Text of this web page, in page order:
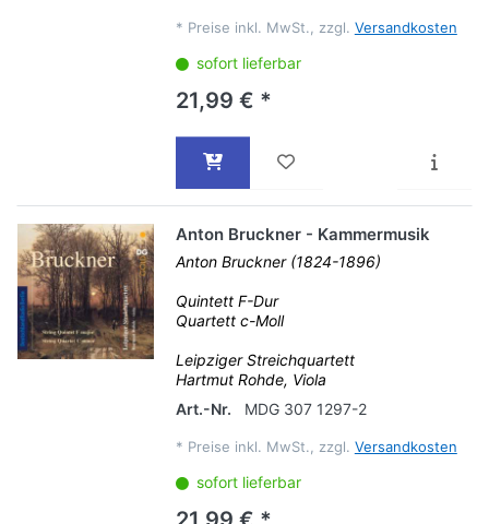
* Preise inkl. MwSt., zzgl. Versandkosten
sofort lieferbar
21,99 € *
Anton Bruckner - Kammermusik
Anton Bruckner (1824-1896)
Quintett F-Dur
Quartett c-Moll
Leipziger Streichquartett
Hartmut Rohde, Viola
Art.-Nr.
MDG 307 1297-2
* Preise inkl. MwSt., zzgl. Versandkosten
sofort lieferbar